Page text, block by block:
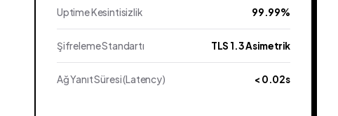
Uptime Kesintisizlik 99.99%
Şifreleme Standartı TLS 1.3 Asimetrik
Ağ Yanıt Süresi (Latency) < 0.02s